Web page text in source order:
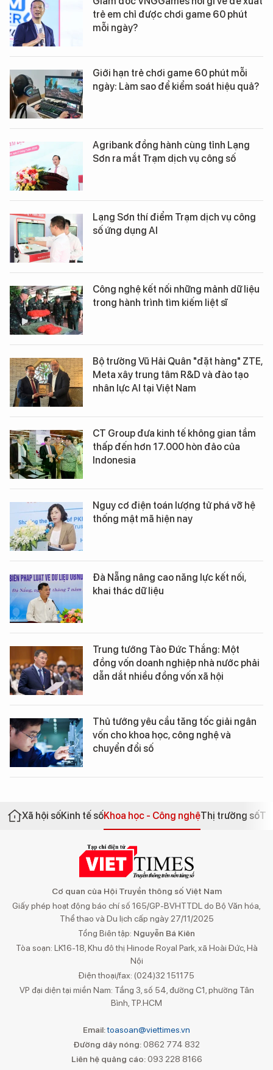
trẻ em chỉ được chơi game 60 phút
mỗi ngày?
Giới hạn trẻ chơi game 60 phút mỗi
ngày: Làm sao để kiểm soát hiệu quả?
Agribank đồng hành cùng tỉnh Lạng
Sơn ra mắt Trạm dịch vụ công số
Lạng Sơn thí điểm Trạm dịch vụ công
số ứng dụng AI
Công nghệ kết nối những mảnh dữ liệu
trong hành trình tìm kiếm liệt sĩ
Bộ trưởng Vũ Hải Quân "đặt hàng" ZTE,
Meta xây trung tâm R&D và đào tạo
nhân lực AI tại Việt Nam
CT Group đưa kinh tế không gian tầm
thấp đến hơn 17.000 hòn đảo của
Indonesia
Nguy cơ điện toán lượng tử phá vỡ hệ
thống mật mã hiện nay
Đà Nẵng nâng cao năng lực kết nối,
khai thác dữ liệu
Trung tướng Tào Đức Thắng: Một
đồng vốn doanh nghiệp nhà nước phải
dẫn dắt nhiều đồng vốn xã hội
Thủ tướng yêu cầu tăng tốc giải ngân
vốn cho khoa học, công nghệ và
chuyển đổi số
Xã hội sốKinh tế sốKhoa học - Công nghệThị trường số
Cơ quan của Hội Truyền thông số Việt Nam
Giấy phép hoạt động báo chí số 165/GP-BVHTTDL do Bộ Văn hóa,
Thể thao và Du lịch cấp ngày 27/11/2025
Tổng Biên tập: Nguyễn Bá Kiên
Tòa soạn: LK16-18, Khu đô thị Hinode Royal Park, xã Hoài Đức, Hà
Nội
Điện thoại/fax: (024)32 151175
VP đại diện tại miền Nam: Tầng 3, số 54, đường C1, phường Tân
Bình, TP.HCM
Email:toasoan@viettimes.vn
Đường dây nóng: 0862 774 832
Liên hệ quảng cáo:093 228 8166